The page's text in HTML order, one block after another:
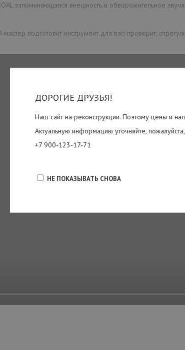
ДОРОГИЕ ДРУЗЬЯ!
Наш сайт на реконструкции. Поэтому цены и
Актуальную информацию уточняйте,
+7 900-123-17-71
НЕ ПОКАЗЫВАТЬ СНОВА
запоминающаяся внешность и обворожительное
подготовит инструмент для вас: проверит,